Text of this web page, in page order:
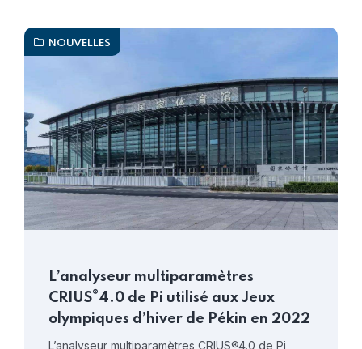
NOUVELLES
L’analyseur multiparamètres
CRIUS®4.0 de Pi utilisé aux Jeux
olympiques d’hiver de Pékin en 2022
L’analyseur multiparamètres CRIUS®4.0 de Pi